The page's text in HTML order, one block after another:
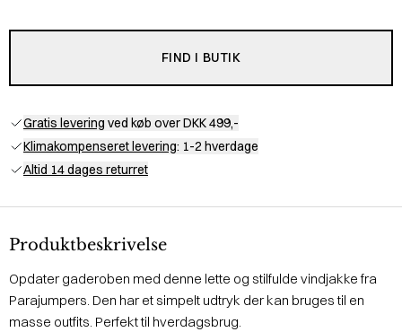
FIND I BUTIK
Gratis levering ved køb over DKK 499,-
Klimakompenseret levering: 1-2 hverdage
Altid 14 dages returret
Produktbeskrivelse
Opdater gaderoben med denne lette og stilfulde vindjakke fra
Parajumpers. Den har et simpelt udtryk der kan bruges til en
masse outfits. Perfekt til hverdagsbrug.